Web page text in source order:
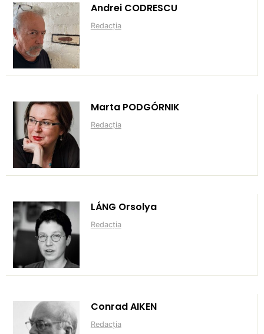
Andrei CODRESCU
Redacția
Marta PODGÓRNIK
Redacția
LÁNG Orsolya
Redacția
Conrad AIKEN
Redacția